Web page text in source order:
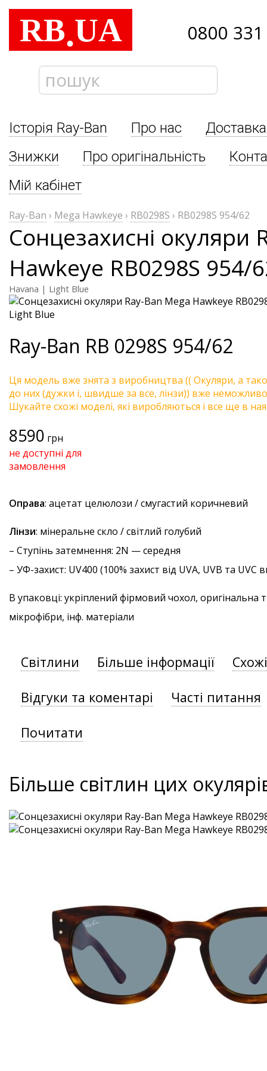
RB.UA 0800
Історія Ray-Ban Про нас
Знижки
Про оригінальність
Мій кабінет
Ray-Ban › Mega Hawkeye › RB0298S › RB0298S 954/62
Сонцезахисні окуляри
Hawkeye RB0298S 954/
Havana | Light Blue
Ray-Ban RB 0298S 954/62
Ця модель вже знята з виробництва (( Окуляри, а
до них (дужки і, швидше за все, лінзи)) вже неможливо
Шукайте схожі моделі, які виробляються і все ще в
8590 грн
не доступні для
замовлення
Оправа: ацетат целюлози / смугастий коричневий
Лінзи: мінеральне скло / світлий голубий
– Ступінь затемнення: 2N — середня
– УФ-захист: UV400 (100% захист від UVA, UVB та
В упаковці: укріплений фірмовий чохол, оригінальна
мікрофібри, інф. матеріали
Світлини Більше інформації
Відгуки та коментарі Часті питання
Почитати
Більше світлин цих